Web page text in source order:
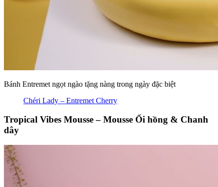
Bánh Entremet ngọt ngào tặng nàng trong ngày đặc biệt
Chéri Lady – Entremet Cherry
Tropical Vibes Mousse – Mousse Ổi hồng & Chanh
dây